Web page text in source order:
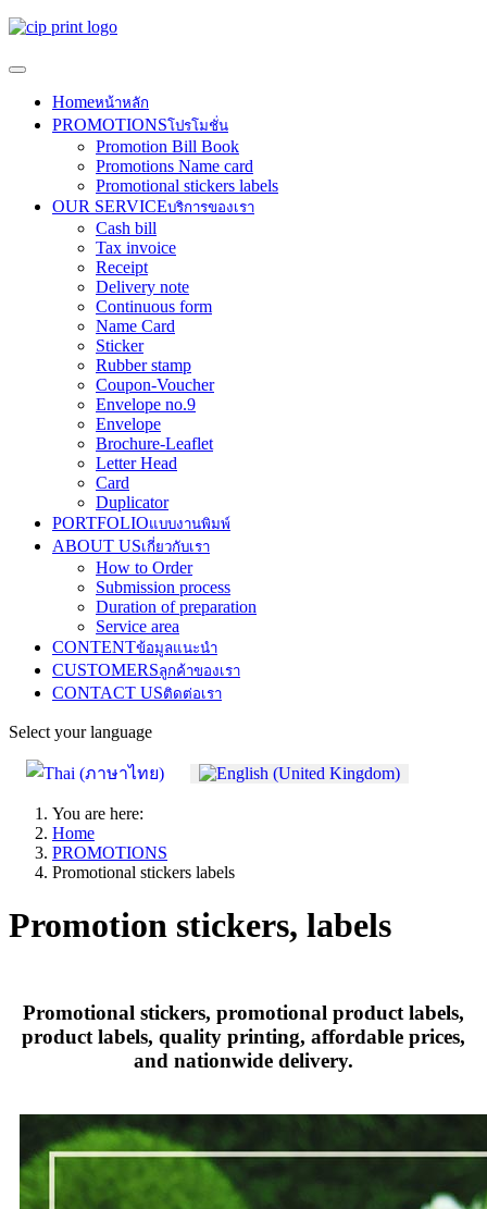
Homeหน้าหลัก
PROMOTIONSโปรโมชั่น
Promotion Bill Book
Promotions Name card
Promotional stickers labels
OUR SERVICEบริการของเรา
Cash bill
Tax invoice
Receipt
Delivery note
Continuous form
Name Card
Sticker
Rubber stamp
Coupon-Voucher
Envelope no.9
Envelope
Brochure-Leaflet
Letter Head
Card
Duplicator
PORTFOLIOแบบงานพิมพ์
ABOUT USเกี่ยวกับเรา
How to Order
Submission process
Duration of preparation
Service area
CONTENTข้อมูลแนะนำ
CUSTOMERSลูกค้าของเรา
CONTACT USติดต่อเรา
Select your language
You are here:
Home
PROMOTIONS
Promotional stickers labels
Promotion stickers, labels
Promotional stickers, promotional product labels,
product labels, quality printing, affordable prices,
and nationwide delivery.